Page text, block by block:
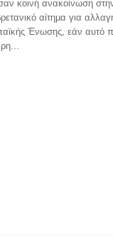
κοινή ανακοίνωση
αίτημα για
Ένωσης, εάν αυτό